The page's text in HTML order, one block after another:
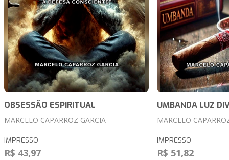
OBSESSÃO ESPIRITUAL
MARCELO CAPARROZ GARCIA
IMPRESSO
R$ 43,97
UMBANDA LUZ
MARCELO
IMPRESSO
R$ 51,82